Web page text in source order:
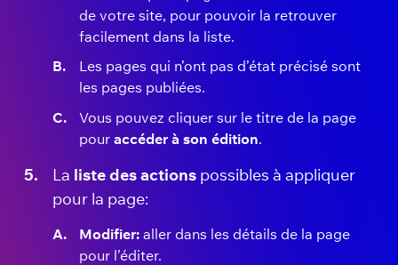
de votre site, pour pouvoir la retrouver
facilement dans la liste.
Les pages qui n’ont pas d’état précisé sont
les pages publiées.
Vous pouvez cliquer sur le titre de la page
pour accéder à son édition.
La liste des actions possibles à appliquer
pour la page:
Modifier:aller dans les détails de la page
pour l’éditer.